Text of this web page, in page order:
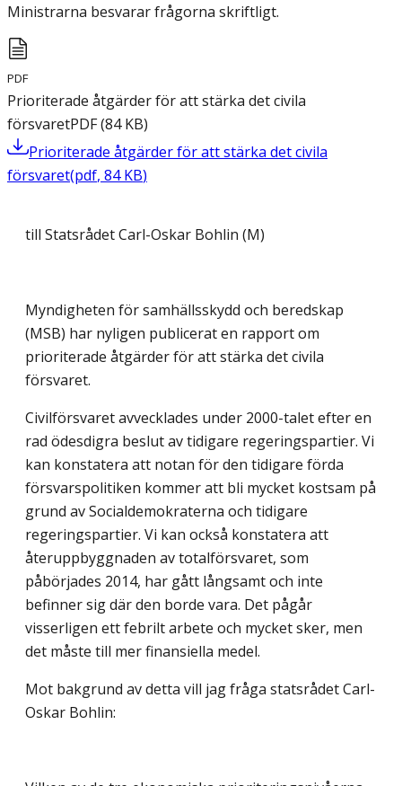
Ministrarna besvarar frågorna skriftligt.
PDF
Prioriterade åtgärder för att stärka det civila
försvaretPDF(84 KB)
Prioriterade åtgärder för att stärka det civila
försvaret(pdf, 84 KB)
till Statsrådet Carl-Oskar Bohlin (M)
Myndigheten för samhällsskydd och beredskap
(MSB) har nyligen publicerat en rapport om
prioriterade åtgärder för att stärka det civila
försvaret.
Civilförsvaret avvecklades under 2000-talet efter en
rad ödesdigra beslut av tidigare regeringspartier. Vi
kan konstatera att notan för den tidigare förda
försvarspolitiken kommer att bli mycket kostsam på
grund av Socialdemokraterna och tidigare
regeringspartier. Vi kan också konstatera att
återuppbyggnaden av totalförsvaret, som
påbörjades 2014, har gått långsamt och inte
befinner sig där den borde vara. Det pågår
visserligen ett febrilt arbete och mycket sker, men
det måste till mer finansiella medel.
Mot bakgrund av detta vill jag fråga statsrådet Carl-
Oskar Bohlin: